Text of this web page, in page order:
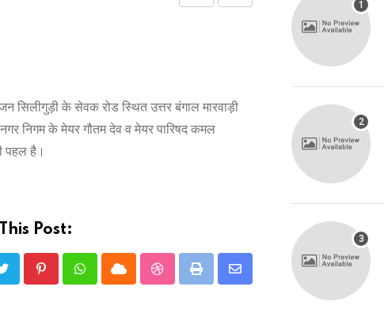
सिलीगुड़ी के सेवक रोड स्थित उत्तर बंगाल मारवाड़ी
निगम के मेयर गौतम देव व मेयर पारिषद कमल
पहल है।
Post:
PinterestWhatsappCloud StumbleUpon
Print
Share